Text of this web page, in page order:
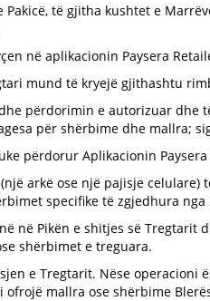
të gjitha kushtet e
në aplikacionin Paysera
mund të kryejë gjithashtu
përdorimin e autorizuar dhe
për shërbime dhe mallra;
përdorur Aplikacionin
arkë ose një pajisje
specifike të zgjedhura
në Pikën e shitjes së
shërbimet e treguara.
e Tregtarit. Nëse operacioni
ofrojë mallra ose shërbime